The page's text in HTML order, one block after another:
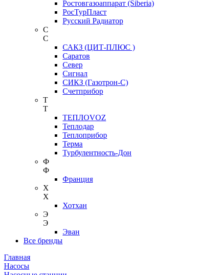
Ростовгазоаппарат (Siberia)
РосТурПласт
Русский Радиатор
С
С
САКЗ (ЦИТ-ПЛЮС )
Саратов
Север
Сигнал
СИКЗ (Газотрон-С)
Счетприбор
Т
Т
ТЕПЛОVOZ
Теплодар
Теплоприбор
Терма
Турбулентность-Дон
Ф
Ф
Франция
Х
Х
Хотхан
Э
Э
Эван
Все бренды
Главная
Насосы